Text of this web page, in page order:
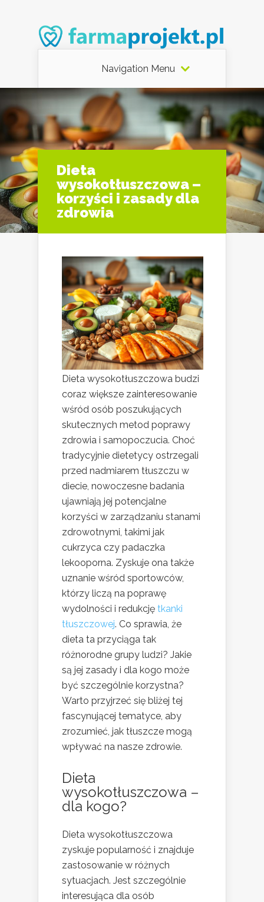
Navigation Menu
Dieta
wysokotłuszczowa –
korzyści i zasady dla
zdrowia
Dieta wysokotłuszczowa budzi
coraz większe zainteresowanie
wśród osób poszukujących
skutecznych metod poprawy
zdrowia i samopoczucia. Choć
tradycyjnie dietetycy ostrzegali
przed nadmiarem tłuszczu w
diecie, nowoczesne badania
ujawniają jej potencjalne
korzyści w zarządzaniu stanami
zdrowotnymi, takimi jak
cukrzyca czy padaczka
lekooporna. Zyskuje ona także
uznanie wśród sportowców,
którzy liczą na poprawę
wydolności i redukcję tkanki
tłuszczowej. Co sprawia, że
dieta ta przyciąga tak
różnorodne grupy ludzi? Jakie
są jej zasady i dla kogo może
być szczególnie korzystna?
Warto przyjrzeć się bliżej tej
fascynującej tematyce, aby
zrozumieć, jak tłuszcze mogą
wpływać na nasze zdrowie.
Dieta
wysokotłuszczowa –
dla kogo?
Dieta wysokotłuszczowa
zyskuje popularność i znajduje
zastosowanie w różnych
sytuacjach. Jest szczególnie
interesująca dla osób